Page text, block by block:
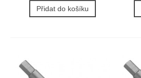
Přidat do košíku